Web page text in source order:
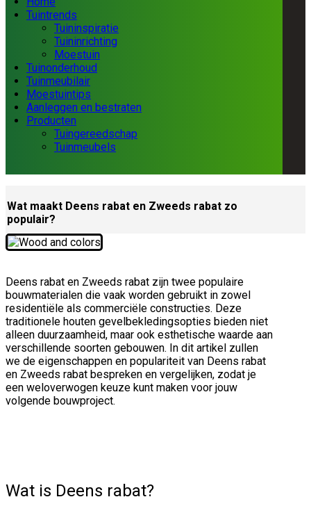
Tuintrends
Tuininspiratie
Tuininrichting
Moestuin
Tuinonderhoud
Tuinmeubilair
Moestuintips
Aanleggen en bestraten
Producten
Tuingereedschap
Tuinmeubels
Wat maakt Deens rabat en Zweeds rabat zo
populair?
Deens rabat en Zweeds rabat zijn twee populaire
bouwmaterialen die vaak worden gebruikt in zowel
residentiële als commerciële constructies. Deze
traditionele houten gevelbekledingsopties bieden niet
alleen duurzaamheid, maar ook esthetische waarde aan
verschillende soorten gebouwen. In dit artikel zullen
we de eigenschappen en populariteit van Deens rabat
en Zweeds rabat bespreken en vergelijken, zodat je
een weloverwogen keuze kunt maken voor jouw
volgende bouwproject.
Wat is Deens rabat?